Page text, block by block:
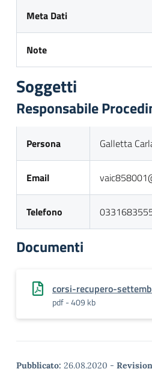
Meta Dati
Note
Soggetti
Responsabile
Persona Galletta
Email
Telefono
Documenti
corsi-recupero-
pdf - 409 kb
Pubblicato: 26.08.2020 -